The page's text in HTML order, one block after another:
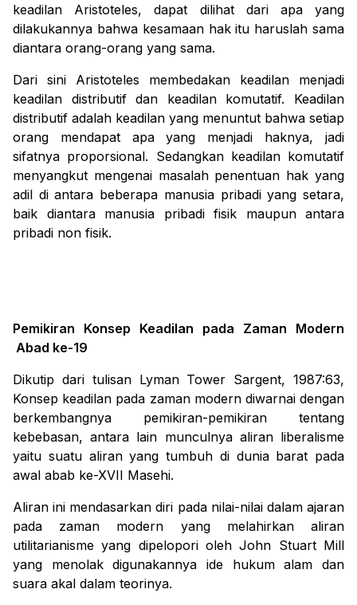
keadilan Aristoteles, dapat dilihat dari apa yang
dilakukannya bahwa kesamaan hak itu haruslah sama
diantara orang-orang yang sama.
Dari sini Aristoteles membedakan keadilan menjadi
keadilan distributif dan keadilan komutatif. Keadilan
distributif adalah keadilan yang menuntut bahwa setiap
orang mendapat apa yang menjadi haknya, jadi
sifatnya proporsional. Sedangkan keadilan komutatif
menyangkut mengenai masalah penentuan hak yang
adil di antara beberapa manusia pribadi yang setara,
baik diantara manusia pribadi fisik maupun antara
pribadi non fisik.
Pemikiran Konsep Keadilan pada Zaman Modern
Abad ke-19
Dikutip dari tulisan Lyman Tower Sargent, 1987:63,
Konsep keadilan pada zaman modern diwarnai dengan
berkembangnya pemikiran-pemikiran tentang
kebebasan, antara lain munculnya aliran liberalisme
yaitu suatu aliran yang tumbuh di dunia barat pada
awal abab ke-XVII Masehi.
Aliran ini mendasarkan diri pada nilai-nilai dalam ajaran
pada zaman modern yang melahirkan aliran
utilitarianisme yang dipelopori oleh John Stuart Mill
yang menolak digunakannya ide hukum alam dan
suara akal dalam teorinya.